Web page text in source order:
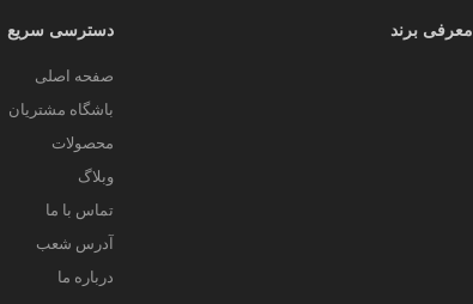
معرفی برند دسترسی سریع
صفحه اصلی
باشگاه مشتریان
محصولات
وبلاگ
تماس با ما
آدرس شعب
درباره ما